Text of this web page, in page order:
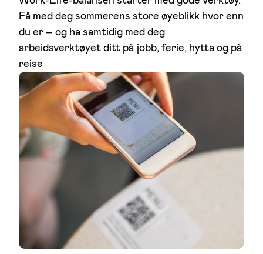
Få med deg sommerens store øyeblikk hvor enn
du er – og ha samtidig med deg
arbeidsverktøyet ditt på jobb, ferie, hytta og på
reise